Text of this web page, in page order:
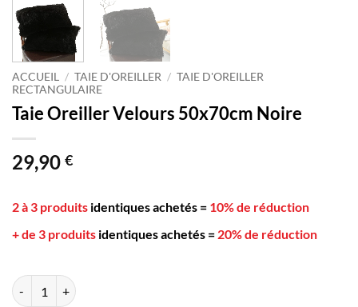
ACCUEIL / TAIE D'OREILLER / TAIE D'OREILLER
RECTANGULAIRE
Taie Oreiller Velours 50x70cm Noire
29,90 €
2 à 3 produits identiques achetés = 10% de réduction
+ de 3 produits identiques achetés = 20% de réduction
quantité de Taie Oreiller Velours 50x70cm Noire